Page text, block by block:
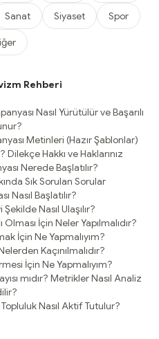
Sanat Siyaset Spor
Rehberi
Nasıl Yürütülür ve Başarılı
Metinleri (Hazır Şablonlar)
Dilekçe Hakkı ve Haklarınız
Nerede Başlatılır?
Sık Sorulan Sorular
Nasıl Başlatılır?
Nasıl Ulaşılır?
İçin Neler Yapılmalıdır?
İçin Ne Yapmalıyım?
Kaçınılmalıdır?
İçin Ne Yapmalıyım?
mıdır? Metrikler Nasıl Analiz
Nasıl Aktif Tutulur?